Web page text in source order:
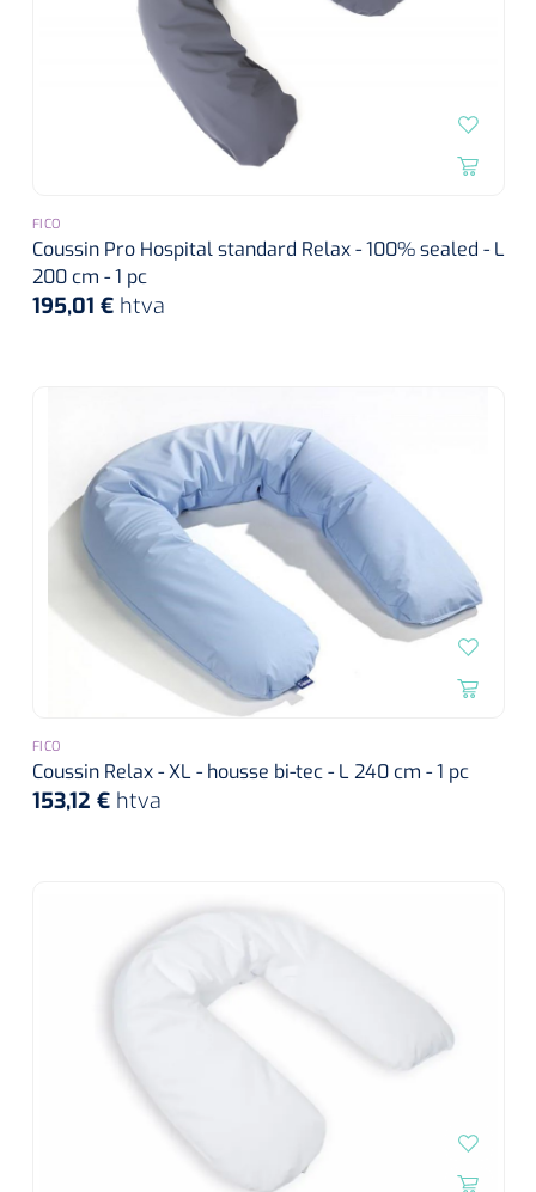
FICO
Coussin Pro Hospital standard Relax - 100% sealed - L
200 cm - 1 pc
195,01 € htva
FICO
Coussin Relax - XL - housse bi-tec - L 240 cm - 1 pc
153,12 € htva